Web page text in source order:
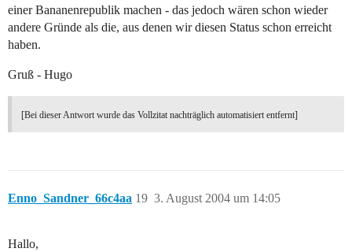
einer Bananenrepublik machen - das jedoch wären schon wieder
andere Gründe als die, aus denen wir diesen Status schon erreicht
haben.
Gruß - Hugo
[Bei dieser Antwort wurde das Vollzitat nachträglich automatisiert entfernt]
Enno_Sandner_66c4aa 3. August 2004 um 14:05
19
Hallo,